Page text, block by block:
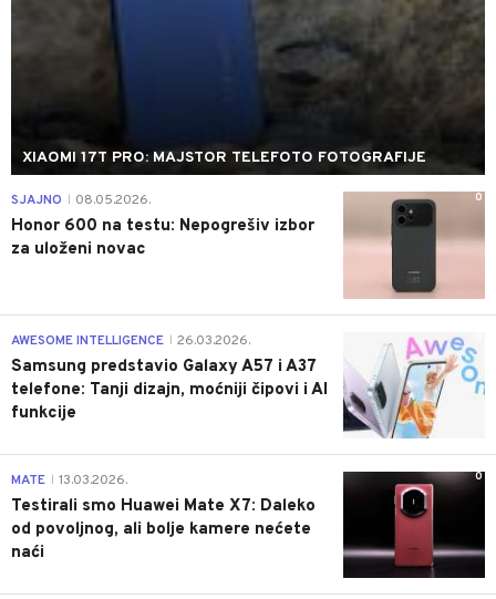
XIAOMI 17T PRO: MAJSTOR TELEFOTO FOTOGRAFIJE
0
SJAJNO 08.05.2026.
Honor 600 na testu: Nepogrešiv izbor
za uloženi novac
AWESOME INTELLIGENCE 26.03.2026.
Samsung predstavio Galaxy A57 i A37
telefone: Tanji dizajn, moćniji čipovi i AI
funkcije
0
MATE 13.03.2026.
Testirali smo Huawei Mate X7: Daleko
od povoljnog, ali bolje kamere nećete
naći